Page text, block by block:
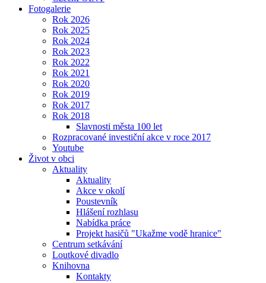
Fotogalerie
Rok 2026
Rok 2025
Rok 2024
Rok 2023
Rok 2022
Rok 2021
Rok 2020
Rok 2019
Rok 2017
Rok 2018
Slavnosti města 100 let
Rozpracované investiční akce v roce 2017
Youtube
Život v obci
Aktuality
Aktuality
Akce v okolí
Poustevník
Hlášení rozhlasu
Nabídka práce
Projekt hasičů "Ukažme vodě hranice"
Centrum setkávání
Loutkové divadlo
Knihovna
Kontakty